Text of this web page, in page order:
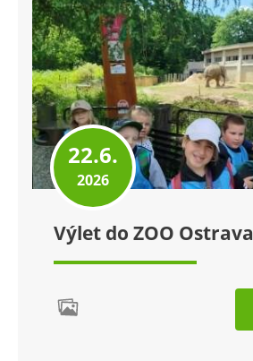
22.6.
2026
Výlet do ZOO Ostrava